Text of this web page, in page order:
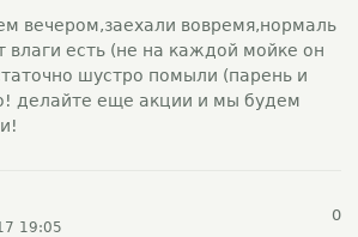
вечером,заехали вовремя,нормаль
влаги есть (не на каждой мойке он
шустро помыли (парень и
делайте еще акции и мы будем
19:05
0